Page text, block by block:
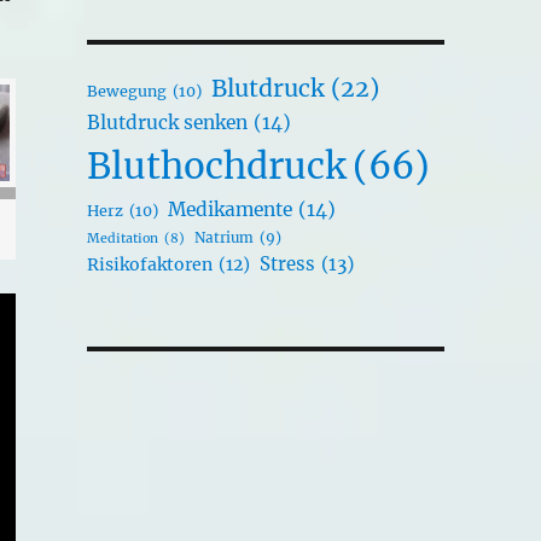
Bewegung (10) Blutdruck (22)
Blutdruck senken (14)
Bluthochdruck(66)
Herz (10) Medikamente (14)
Meditation (8) Natrium (9)
Risikofaktoren (12) Stress (13)